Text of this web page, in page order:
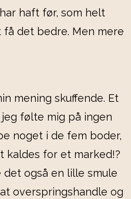
haft før, som helt
det bedre. Men mere
mening skuffende. Et
følte mig på ingen
noget i de fem boder,
kaldes for et marked!?
det også en lille smule
overspringshandle og